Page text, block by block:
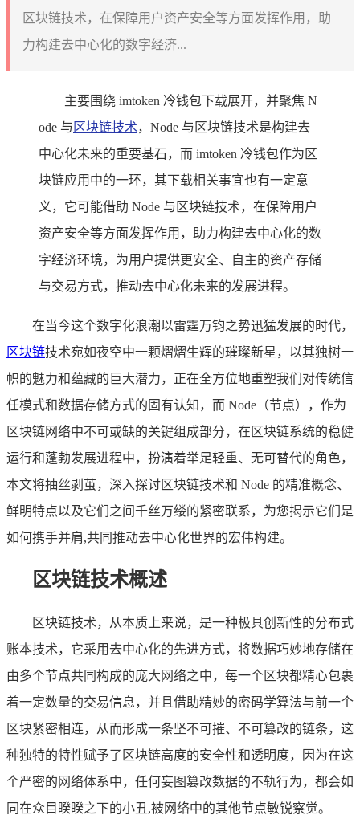
区块链技术，在保障用户资产安全等方面发挥作用，助
力构建去中心化的数字经济...
主要围绕 imtoken 冷钱包下载展开，并聚焦 N
ode 与 区块链技术，Node 与区块链技术是构建去
中心化未来的重要基石，而 imtoken 冷钱包作为区
块链应用中的一环，其下载相关事宜也有一定意
义，它可能借助 Node 与区块链技术，在保障用户
资产安全等方面发挥作用，助力构建去中心化的数
字经济环境，为用户提供更安全、自主的资产存储
与交易方式，推动去中心化未来的发展进程。
在当今这个数字化浪潮以雷霆万钧之势迅猛发展的时代，
区块链技术宛如夜空中一颗熠熠生辉的璀璨新星，以其独树一
帜的魅力和蕴藏的巨大潜力，正在全方位地重塑我们对传统信
任模式和数据存储方式的固有认知，而 Node（节点），作为
区块链网络中不可或缺的关键组成部分，在区块链系统的稳健
运行和蓬勃发展进程中，扮演着举足轻重、无可替代的角色，
本文将抽丝剥茧，深入探讨区块链技术和 Node 的精准概念、
鲜明特点以及它们之间千丝万缕的紧密联系，为您揭示它们是
如何携手并肩,共同推动去中心化世界的宏伟构建。
区块链技术概述
区块链技术，从本质上来说，是一种极具创新性的分布式
账本技术，它采用去中心化的先进方式，将数据巧妙地存储在
由多个节点共同构成的庞大网络之中，每一个区块都精心包裹
着一定数量的交易信息，并且借助精妙的密码学算法与前一个
区块紧密相连，从而形成一条坚不可摧、不可篡改的链条，这
种独特的特性赋予了区块链高度的安全性和透明度，因为在这
个严密的网络体系中，任何妄图篡改数据的不轨行为，都会如
同在众目睽睽之下的小丑,被网络中的其他节点敏锐察觉。